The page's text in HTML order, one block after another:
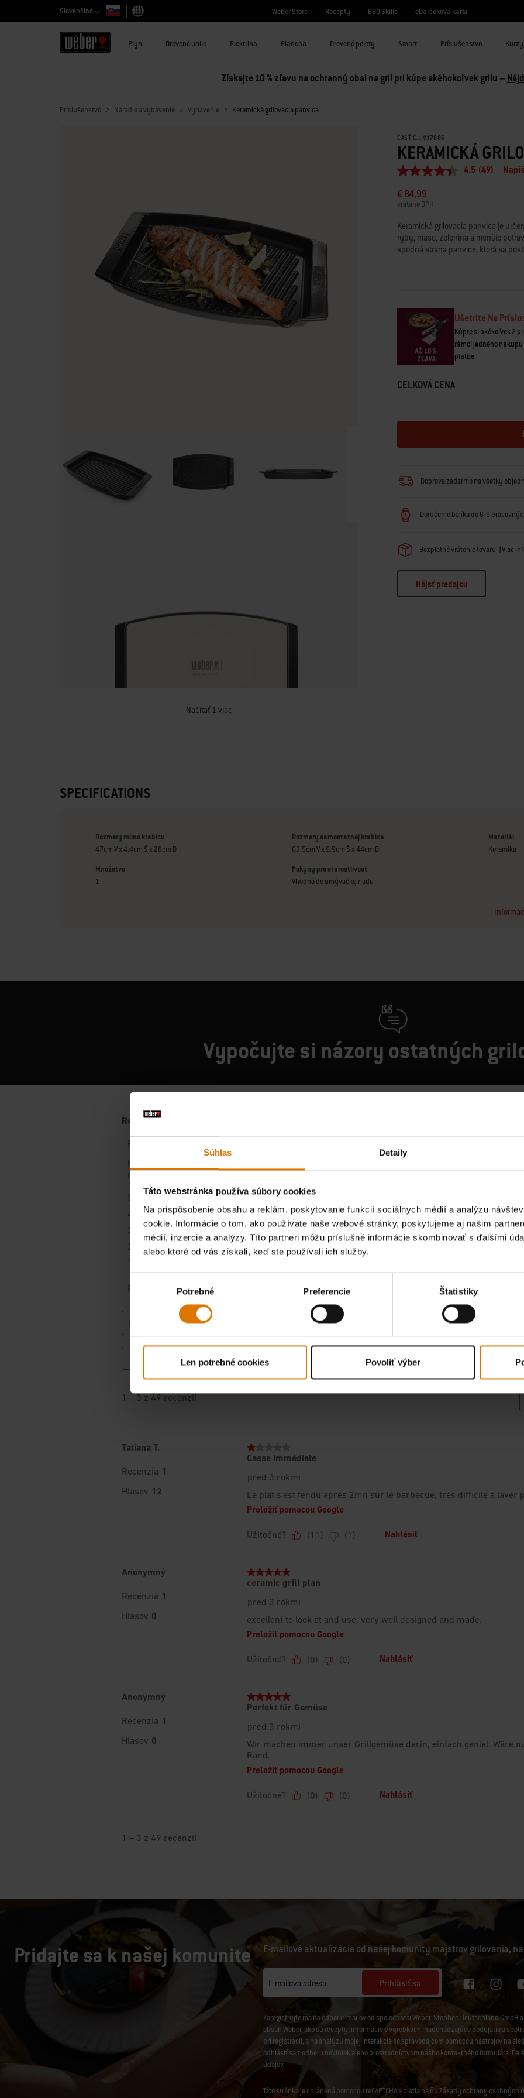
Súhlas Detaily
Táto webstránka používa súbory cookies
Na prispôsobenie obsahu a reklám, poskytovanie funkcií sociálnych médií a analýzu
cookie. Informácie o tom, ako používate naše webové stránky, poskytujeme aj našim
médií, inzercie a analýzy. Títo partneri môžu príslušné informácie skombinovať s ďalšími
alebo ktoré od vás získali, keď ste používali ich služby.
Výber
Potrebné Preferencie Štatistiky
Len potrebné cookies Povoliť výber
Slovenčina
Vybrať krajinu
Weber Store Recepty BBQ Skills eDarčeková karta
Plyn Drevené uhlie Elektrina Plancha Drevené pelety Smart Príslušenstvo
Získajte 10 % zľavu na ochranný obal na gril pri kúpe akéhokoľvek grilu –
Príslušenstvo Náradie a vybavenie Vybavenie Keramická grilovacia panvica
Načítať 1 viac
ČASŤ Č.: #17886
KERAMICKÁ
4.5
5
hviezdičiek,
hodnota
hodnotenia.
Read
49
stránku.
4.5 (49)
€ 84,99
vrátane DPH
Keramická grilovacia panvica je
ryby, mäso, zelenina a menšie
spodná strana panvice, ktorá sa
Ušetrite Na
Kúpte si akékoľvek 2
rámci jedného
platbe.
CELKOVÁ CENA
Doprava zadarmo na všetky
Doručenie balíka do 6-9
Bezplatné vrátenie tovaru (Viac
Nájsť predajcu
SPECIFICATIONS
Rozmery mimo krabicu
47cm V x 4.4cm Š x 28cm D
Rozmery samostatnej krabice
63.5cm V x 9.9cm Š x 44cm D
Materiál
Keramika
Množstvo
1
Pokyny pre starostlivosť
Vhodná do umývačky riadu
Vypočujte si názory ostatných
Pridajte sa k našej komunite E-mailové aktualizácie od našej komunity majstrov grilovania,
E-mailová adresa Prihlásiť sa
Zaregistrujte ma na odber e-mailov od spoločností Weber-Stephen Deutschland GmbH
obsah Weber, ako sú recepty, informácie o výrobkoch, nadchádzajúce podujatia a
pri registrácii, a na analýzu mojej interakcie so spravodajcom pomocou nástrojov na
odhlásiť sa z odberu noviniekalebo prostredníctvom nášhokontaktného formulára.
údajov.
Táto stránka je chránená pomocou reCAPTCHA a platia na ňuZásady ochrany osobných